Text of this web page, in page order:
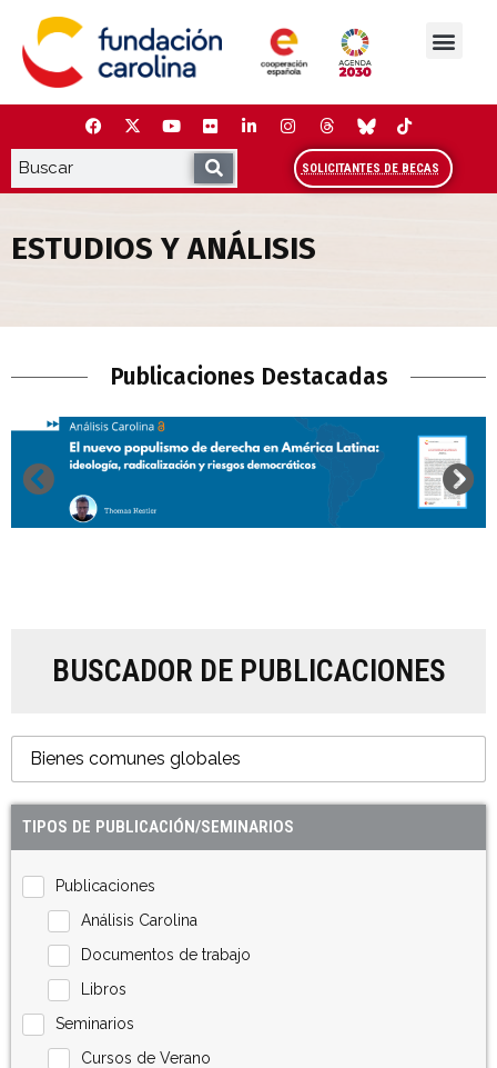
contenido
SOLICITANTES DE BECAS
ESTUDIOS Y ANÁLISIS
Publicaciones Destacadas
BUSCADOR DE PUBLICACIONES
TIPOS DE PUBLICACIÓN/SEMINARIOS
Publicaciones
Análisis Carolina
Documentos de trabajo
Libros
Seminarios
Cursos de Verano